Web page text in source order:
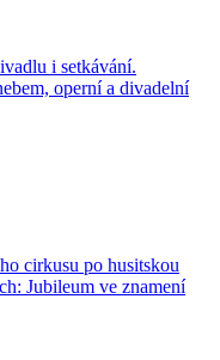
i setkávání.
operní a divadelní
cirkusu po husitskou
Jubileum ve znamení